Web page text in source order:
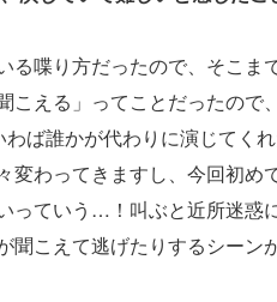
る喋り方だったので、そこま
こえる」ってことだったので
わば誰かが代わりに演じてく
変わってきますし、今回初め
っていう…！叫ぶと近所迷惑
聞こえて逃げたりするシーン